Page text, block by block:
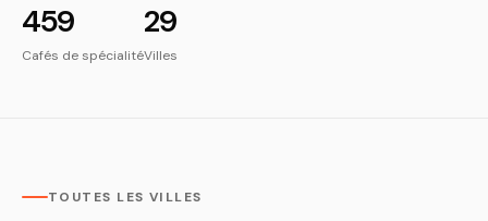
459
Cafés de spécialité
29
Villes
TOUTES LES VILLES